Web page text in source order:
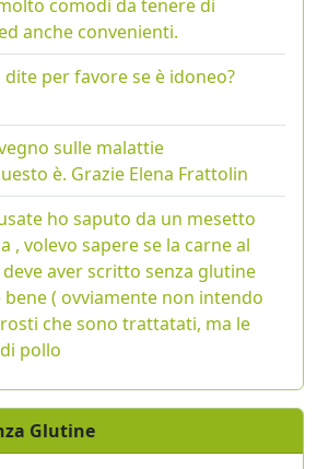
comodi da tenere di
anche convenienti.
per favore se è idoneo?
sulle malattie
è. Grazie Elena Frattolin
ho saputo da un mesetto
, volevo sapere se la carne al
aver scritto senza glutine
bene ( ovviamente non intendo
che sono trattatati, ma le
pollo
Glutine